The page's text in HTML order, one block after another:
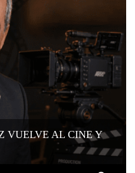
VUELVE AL CINE Y